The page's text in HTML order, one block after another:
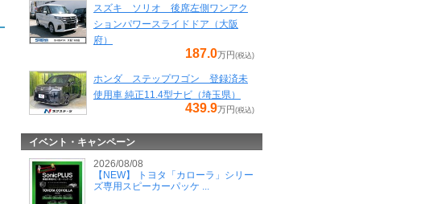
スズキ ソリオ 後席左側ワンアク
ションパワースライドドア（大阪
府）
187.0万円(税込)
ホンダ ステップワゴン 登録済未
使用車 純正11.4型ナビ（埼玉県）
439.9万円(税込)
イベント・キャンペーン
2026/08/08
【NEW】 トヨタ「カローラ」シリー
ズ専用スピーカーパッケ ...